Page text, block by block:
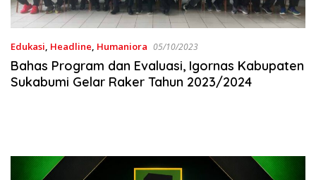
Edukasi, Headline, Humaniora 05/10/2023
Bahas Program dan Evaluasi, Igornas Kabupaten
Sukabumi Gelar Raker Tahun 2023/2024